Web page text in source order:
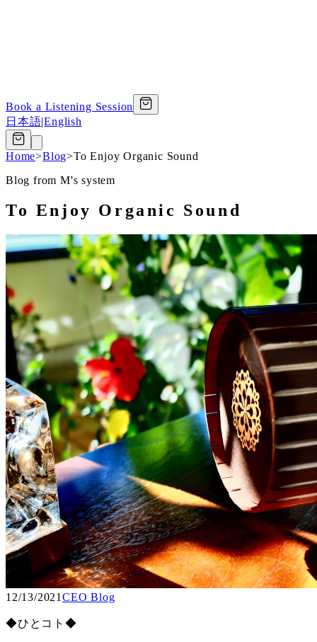
Book a Listening Session
日本語|English
Home>Blog>To Enjoy Organic Sound
Blog from M's system
To Enjoy Organic Sound
12/13/2021 CEO Blog
◆ひとコト◆